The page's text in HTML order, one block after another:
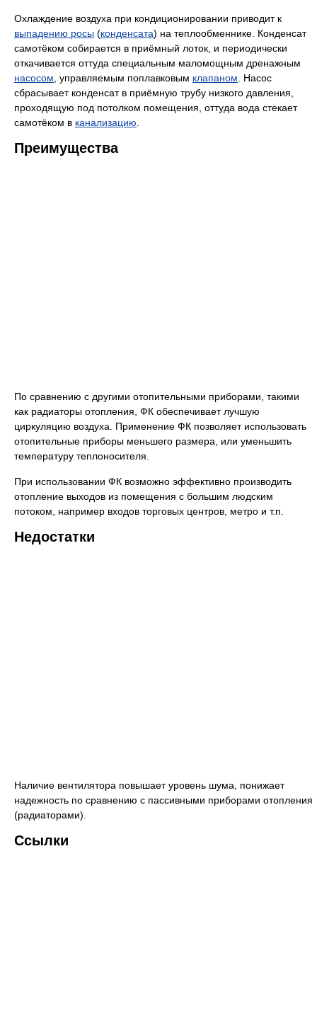
Охлаждение воздуха при кондиционировании приводит к
выпадению росы (конденсата) на теплообменнике. Конденсат
самотёком собирается в приёмный лоток, и периодически
откачивается оттуда специальным маломощным дренажным
насосом, управляемым поплавковым клапаном. Насос
сбрасывает конденсат в приёмную трубу низкого давления,
проходящую под потолком помещения, оттуда вода стекает
самотёком в канализацию.
Преимущества
По сравнению с другими отопительными приборами, такими
как радиаторы отопления, ФК обеспечивает лучшую
циркуляцию воздуха. Применение ФК позволяет использовать
отопительные приборы меньшего размера, или уменьшить
температуру теплоносителя.
При использовании ФК возможно эффективно производить
отопление выходов из помещения с большим людским
потоком, например входов торговых центров, метро и т.п.
Недостатки
Наличие вентилятора повышает уровень шума, понижает
надежность по сравнению с пассивными приборами отопления
(радиаторами).
Ссылки